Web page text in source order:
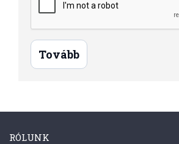
Tovább
RÓLUNK